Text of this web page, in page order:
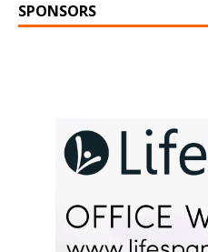
SPONSORS